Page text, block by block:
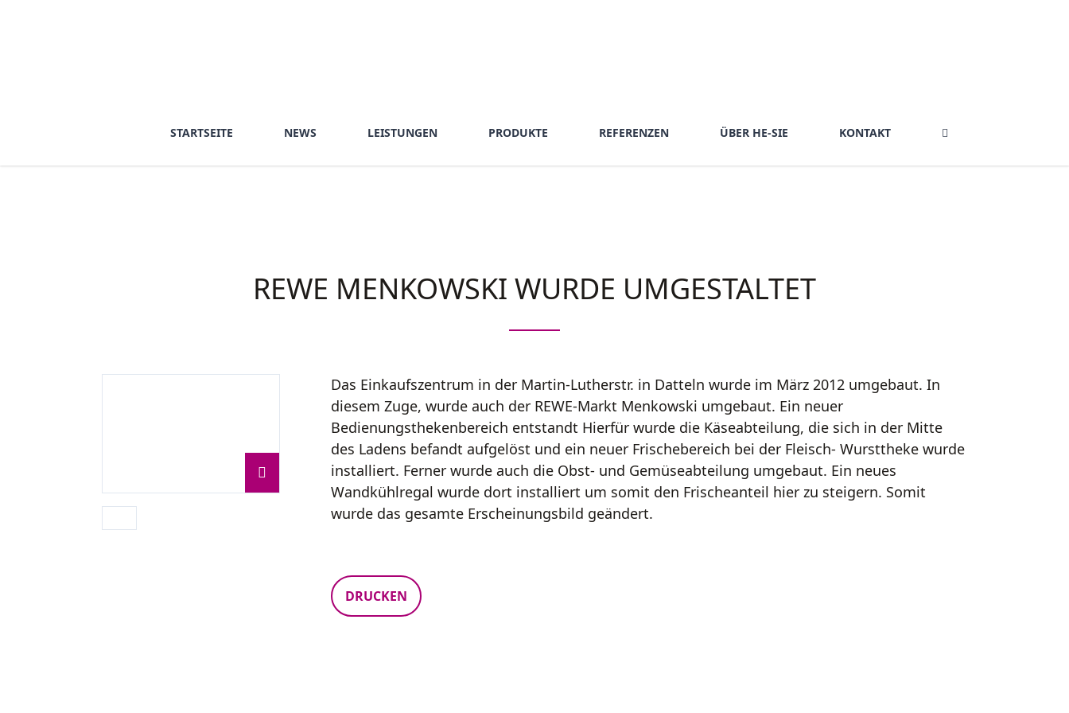
STARTSEITE NEWS LEISTUNGEN PRODUKTE REFERENZEN ÜBER HE-SIE KONTAKT
REWE MENKOWSKI WURDE UMGESTALTET
Das Einkaufszentrum in der Martin-Lutherstr. in Datteln wurde im März 2012 umgebaut. In
diesem Zuge, wurde auch der REWE-Markt Menkowski umgebaut. Ein neuer
Bedienungsthekenbereich entstandt Hierfür wurde die Käseabteilung, die sich in der Mitte
des Ladens befandt aufgelöst und ein neuer Frischebereich bei der Fleisch- Wursttheke wurde
installiert. Ferner wurde auch die Obst- und Gemüseabteilung umgebaut. Ein neues
Wandkühlregal wurde dort installiert um somit den Frischeanteil hier zu steigern. Somit
wurde das gesamte Erscheinungsbild geändert.
DRUCKEN